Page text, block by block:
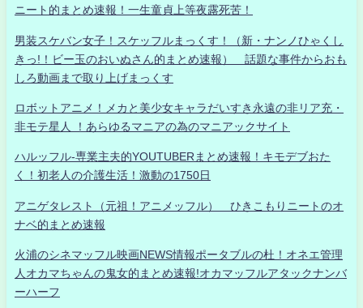
ニート的まとめ速報！一生童貞上等夜露死苦！
男装スケバン女子！スケッフルまっくす！（新・ナンノひゃくし
きっ!！ビー玉のおいぬさん的まとめ速報） 話題な事件からおも
しろ動画まで取り上げまっくす
ロボットアニメ！メカと美少女キャラだいすき永遠の非リア充・
非モテ星人 ！あらゆるマニアの為のマニアックサイト
ハルッフル-専業主夫的YOUTUBERまとめ速報！キモデブおた
く！初老人の介護生活！激動の1750日
アニゲタレスト（元祖！アニメッフル） ひきこもりニートのオ
ナベ的まとめ速報
火浦のシネマッフル映画NEWS情報ポータブルの杜！オネエ管理
人オカマちゃんの鬼女的まとめ速報!オカマッフルアタックナンバ
ーハーフ